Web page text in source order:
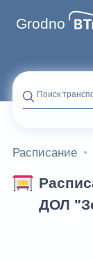
Grodno
Поиск
Расписание
ДОЛ